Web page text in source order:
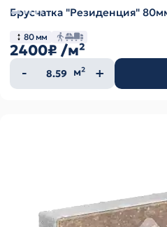
80 мм
2400₽ /м²
Количество
товара
м²